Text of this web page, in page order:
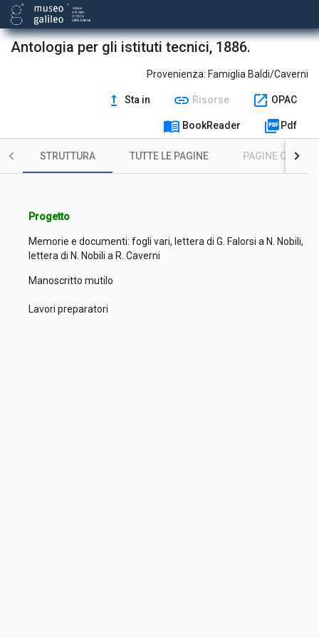
Antologia per gli istituti tecnici, 1886.
Provenienza: Famiglia Baldi/Caverni
upgrade Sta in link Risorse open_in_new OPAC
menu_book BookReader picture_as_pdf Pdf
STRUTTURA TUTTE LE PAGINE PAGINE CON
Progetto
Memorie e documenti: fogli vari, lettera di G. Falorsi a N. Nobili,
lettera di N. Nobili a R. Caverni
Manoscritto mutilo
Lavori preparatori